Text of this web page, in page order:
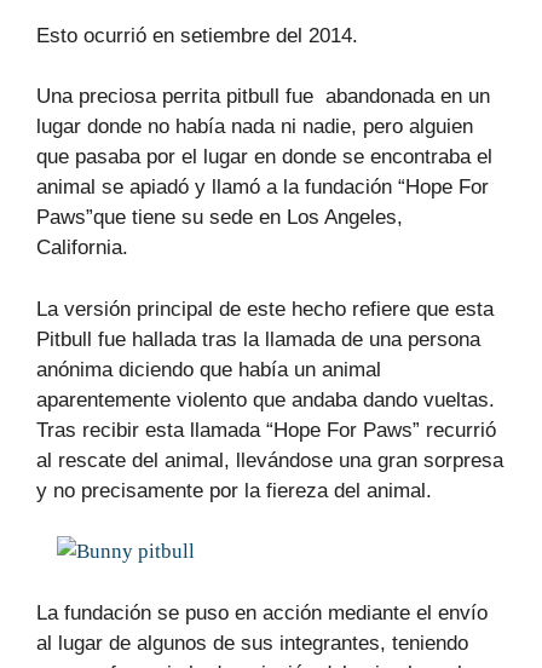
Esto ocurrió en setiembre del 2014.
Una preciosa perrita pitbull fue abandonada en un
lugar donde no había nada ni nadie, pero alguien
que pasaba por el lugar en donde se encontraba el
animal se apiadó y llamó a la fundación “Hope For
Paws”que tiene su sede en Los Angeles,
California.
La versión principal de este hecho refiere que esta
Pitbull fue hallada tras la llamada de una persona
anónima diciendo que había un animal
aparentemente violento que andaba dando vueltas.
Tras recibir esta llamada “Hope For Paws” recurrió
al rescate del animal, llevándose una gran sorpresa
y no precisamente por la fiereza del animal.
La fundación se puso en acción mediante el envío
al lugar de algunos de sus integrantes, teniendo